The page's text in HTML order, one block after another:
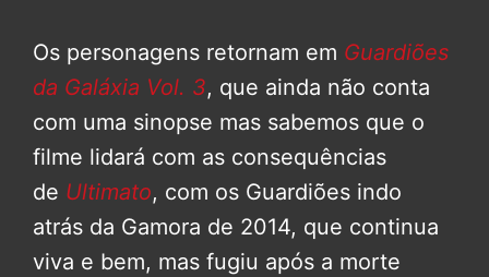
Os personagens retornam em Guardiões
da Galáxia Vol. 3, que ainda não conta
com uma sinopse mas sabemos que o
filme lidará com as consequências
de Ultimato, com os Guardiões indo
atrás da Gamora de 2014, que continua
viva e bem, mas fugiu após a morte